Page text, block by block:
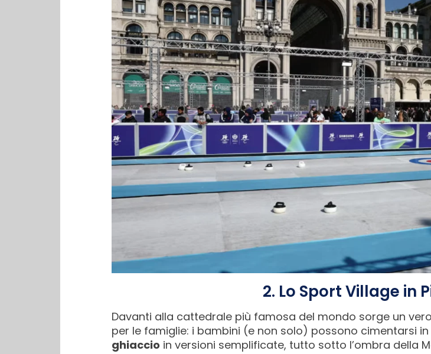
2. Lo Sport Village in
Davanti alla cattedrale più famosa del mondo sorge un
per le famiglie: i bambini (e non solo) possono cimentarsi
ghiaccio in versioni semplificate, tutto sotto l’ombra della